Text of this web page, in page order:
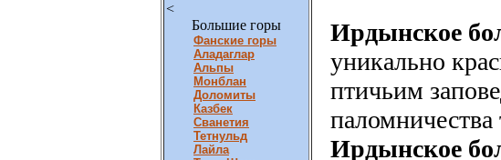
<
Большие горы
Фанские горы
Аладаглар
Альпы
Монблан
Доломиты
Казбек
Сванетия
Тетнульд
Лайла
Ирдынское
уникально
птичьим
Ирдынское